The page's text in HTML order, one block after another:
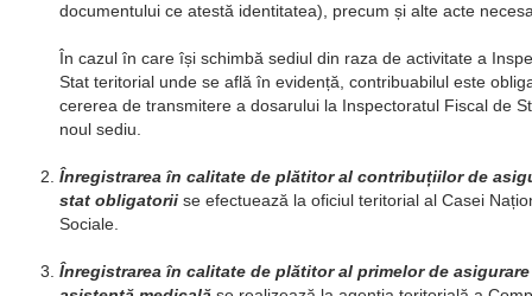
documentului ce atestă identitatea), precum și alte acte
În cazul în care își schimbă sediul din raza de activitate a
Stat teritorial unde se află în evidență, contribuabilul este
cererea de transmitere a dosarului la Inspectoratul Fiscal de
noul sediu.
Înregistrarea în calitate de plătitor al contribuțiilor de
stat obligatorii se efectuează la oficiul teritorial al Casei
Sociale.
Înregistrarea în calitate de plătitor al primelor de